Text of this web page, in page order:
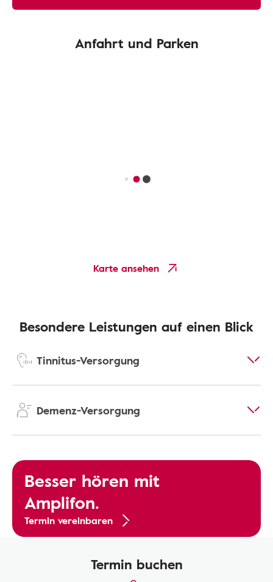
Anfahrt und Parken
Karte ansehen
Besondere Leistungen auf einen Blick
Tinnitus-Versorgung
Demenz-Versorgung
Besser hören mit
Amplifon.
Termin vereinbaren
Termin buchen